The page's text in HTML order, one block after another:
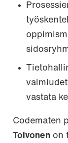
vastata
Codematen
Toivonen on